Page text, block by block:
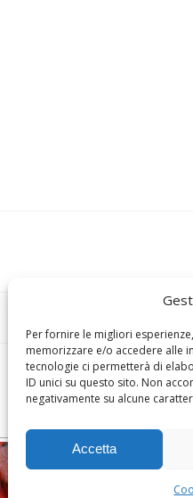
Per fornire le migliori
memorizzare e/o accedere alle
tecnologie ci permetterà di
ID unici su questo sito. Non
negativamente su alcune
Accetta